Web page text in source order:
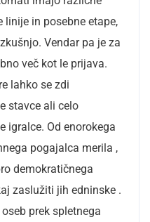
in posebne etape,
Vendar pa je za
več kot le prijava.
lahko se zdi
stavce ali celo
igralce. Od enorokega
pogajalca merila ,
demokratičnega
zaslužiti jih edninske .
prek spletnega